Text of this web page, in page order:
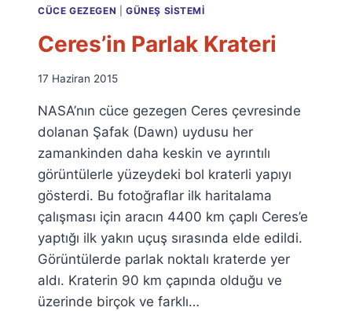
CÜCE GEZEGEN GÜNEŞ SISTEMI
Ceres’in Parlak Krateri
By
Fuat
Özyar
17 Haziran 2015
NASA’nın cüce gezegen Ceres çevresinde
dolanan Şafak (Dawn) uydusu her
zamankinden daha keskin ve ayrıntılı
görüntülerle yüzeydeki bol kraterli yapıyı
gösterdi. Bu fotoğraflar ilk haritalama
çalışması için aracın 4400 km çaplı Ceres’e
yaptığı ilk yakın uçuş sırasında elde edildi.
Görüntülerde parlak noktalı kraterde yer
aldı. Kraterin 90 km çapında olduğu ve
üzerinde birçok ve farklı…